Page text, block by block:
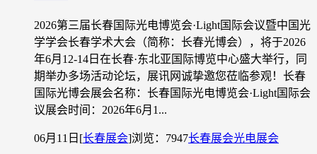
2026第三届长春国际光电博览会·Light国际会议暨中国光
学学会长春学术大会（简称：长春光博会），将于2026
年6月12-14日在长春·东北亚国际博览中心盛大举行，同
期举办多场活动论坛，展讯网诚挚邀您莅临参观！长春
国际光博会展会名称：长春国际光电博览会·Light国际会
议展会时间：2026年6月1...
06月11日 [长春展会]浏览：7947长春展会光电展会